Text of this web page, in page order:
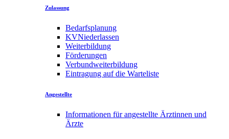
Zulassung
Bedarfsplanung
KVNiederlassen
Weiterbildung
Förderungen
Verbundweiterbildung
Eintragung auf die Warteliste
Angestellte
Informationen für angestellte Ärztinnen und
Ärzte